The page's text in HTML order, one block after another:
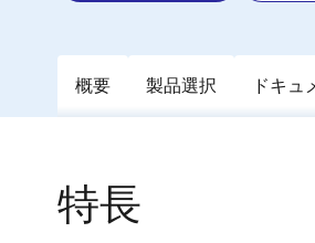
概要 製品選択 ドキュ
特長